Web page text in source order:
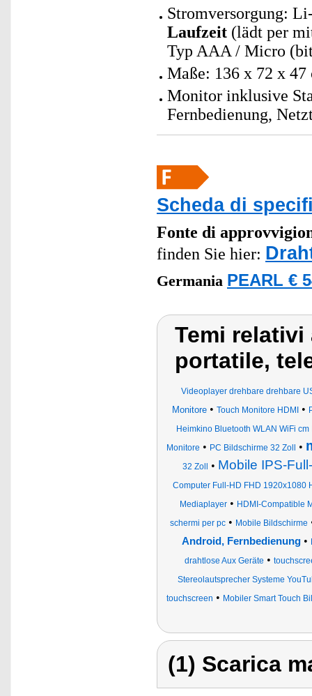
Stromversorgung:
Laufzeit (lädt per
Typ AAA / Micro
Maße: 136 x 72 x
Monitor inklusive
Fernbedienung,
Scheda di
Fonte di
finden Sie hier:
Germania PEARL €
Temi relativi
portatile,
Videoplayer drehbare drehbare
Monitore• Touch Monitore HDMI •
Heimkino Bluetooth WLAN WiFi
Monitore • PC Bildschirme 32 Zoll •
32 Zoll • Mobile IPS-
Computer Full-HD FHD 1920x1080
Mediaplayer • HDMI-Compatible
schermi per pc • Mobile Bildschirme
Android, Fernbedienung •
drahtlose Aux Geräte •
Stereolautsprecher Systeme
touchscreen • Mobiler Smart Touch
(1) Scarica